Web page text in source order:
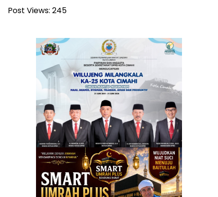
Post Views: 245